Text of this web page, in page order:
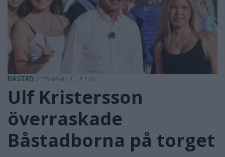
BÅSTAD 2026-08-07 KL. 13:00
Ulf Kristersson
överraskade
Båstadborna på torget